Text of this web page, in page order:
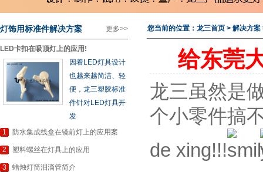
更多>>
灯饰用标准件解决方案
LED卡扣在吸顶灯上的应用!
因着LED灯具设计
也越来越简洁、轻
便，龙三塑胶标准
件针对LED灯具开
发
1
防水集成线盒在镜前灯上的应用案
2 塑料螺丝在灯具上的应用
3 蜡烛灯筒泪滴管简介
您当前的位置： 龙三首页 > 解决方案
给东莞
龙三虽然是
个小零件搞
de xing!!!